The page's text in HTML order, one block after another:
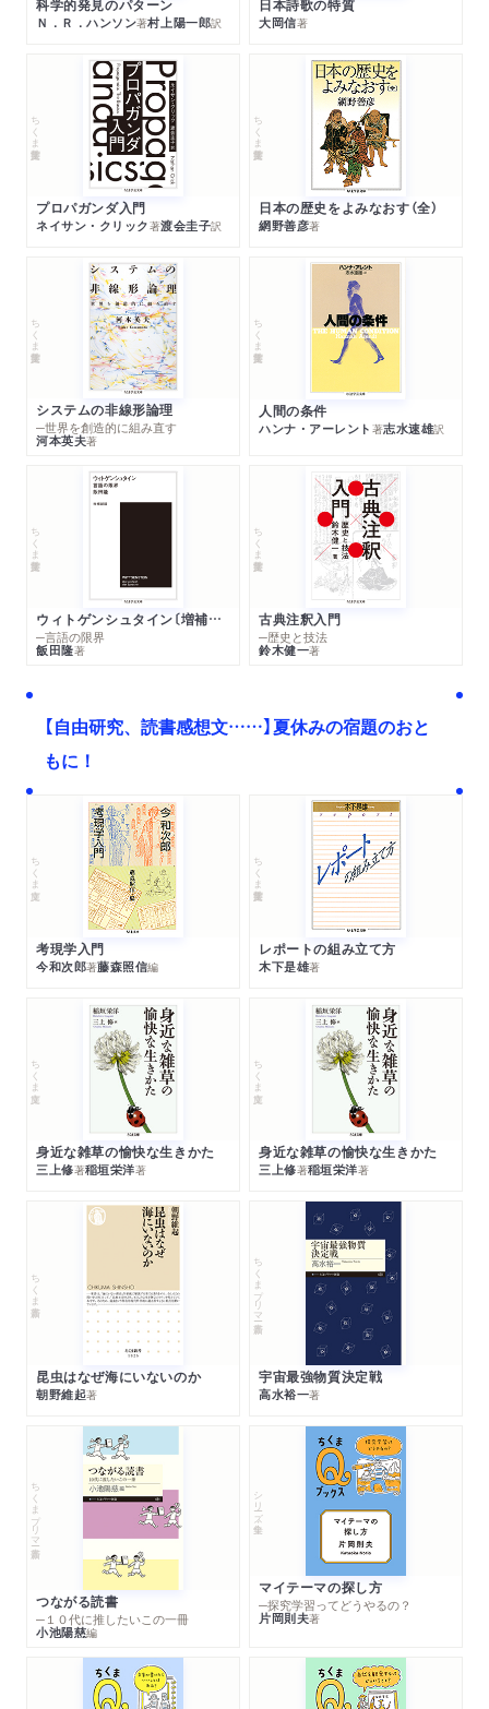
科学的発見のパターン
Ｎ．Ｒ．ハンソン著村上陽一郎訳
日本詩歌の特質
大岡信著
ちくま学芸文庫
プロパガンダ入門
ネイサン・クリック著渡会圭子訳
ちくま学芸文庫
日本の歴史をよみなおす（全）
網野善彦著
ちくま学芸文庫
システムの非線形論理
─世界を創造的に組み直す
河本英夫著
ちくま学芸文庫
人間の条件
ハンナ・アーレント 著志水速雄訳
ちくま学芸文庫
ウィトゲンシュタイン〔増補新版〕
─言語の限界
飯田隆著
ちくま学芸文庫
古典注釈入門
─歴史と技法
鈴木健一著
【自由研究、読書感想文……】夏休みの宿題のおと
もに！
ちくま文庫
考現学入門
今和次郎著藤森照信編
ちくま学芸文庫
レポートの組み立て方
木下是雄著
ちくま文庫
身近な雑草の愉快な生きかた
三上修著稲垣栄洋著
ちくま文庫
身近な雑草の愉快な生きかた
三上修著稲垣栄洋著
ちくま新書
昆虫はなぜ海にいないのか
朝野維起著
ちくまプリマー新書
宇宙最強物質決定戦
高水裕一著
ちくまプリマー新書
つながる読書
─１０代に推したいこの一冊
小池陽慈編
シリーズ・全集
マイテーマの探し方
─探究学習ってどうやるの？
片岡則夫著